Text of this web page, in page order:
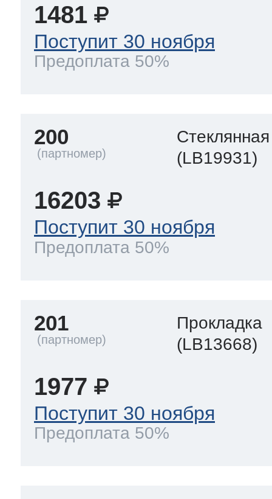
1481
Поступит 30 ноября
Предоплата 50%
200
(LB19931)
16203
Поступит 30 ноября
Предоплата 50%
201
Прокладка
(LB13668)
1977
Поступит 30 ноября
Предоплата 50%